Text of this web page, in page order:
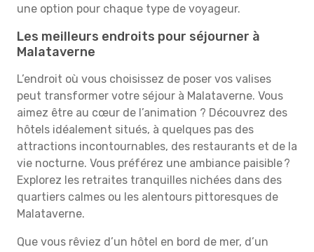
une option pour chaque type de voyageur.
Les meilleurs endroits pour séjourner à
Malataverne
L’endroit où vous choisissez de poser vos valises
peut transformer votre séjour à Malataverne. Vous
aimez être au cœur de l’animation ? Découvrez des
hôtels idéalement situés, à quelques pas des
attractions incontournables, des restaurants et de la
vie nocturne. Vous préférez une ambiance paisible ?
Explorez les retraites tranquilles nichées dans des
quartiers calmes ou les alentours pittoresques de
Malataverne.
Que vous rêviez d’un hôtel en bord de mer, d’un